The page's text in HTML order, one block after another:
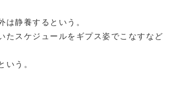
静養するという。
たスケジュールをギプス姿でこなすなど
う。